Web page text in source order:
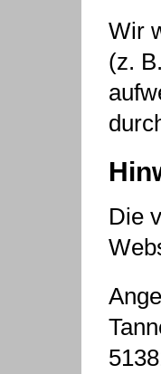
Wir
(z.
Die